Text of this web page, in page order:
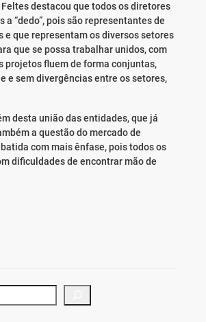
destacou que todos os diretores
a “dedo”, pois são representantes de
e que representam os diversos setores
que se possa trabalhar unidos, com
projetos fluem de forma conjuntas,
e sem divergências entre os setores,
desta união das entidades, que já
a questão do mercado de
com mais ênfase, pois todos os
dificuldades de encontrar mão de